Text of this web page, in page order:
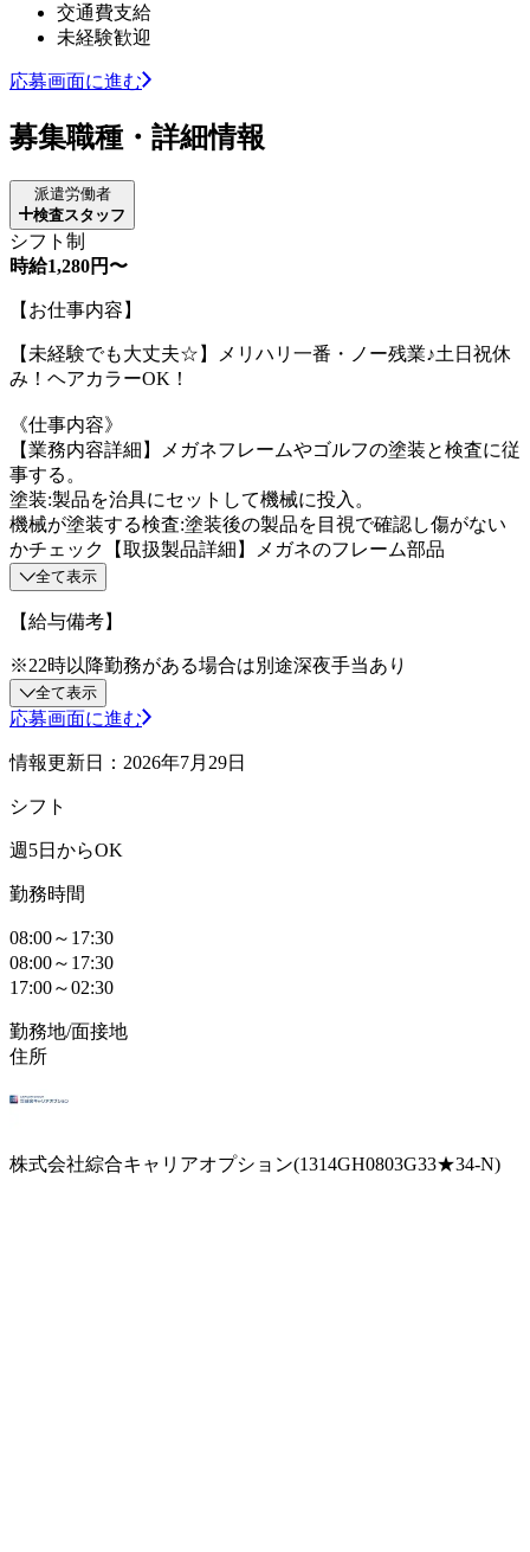
交通費支給
未経験歓迎
応募画面に進む
募集職種・詳細情報
派遣労働者
検査スタッフ
シフト制
時給1,280円〜
【お仕事内容】
【未経験でも大丈夫☆】メリハリ一番・ノー残業♪土日祝休
み！ヘアカラーOK！
《仕事内容》
【業務内容詳細】メガネフレームやゴルフの塗装と検査に従
事する。
塗装:製品を治具にセットして機械に投入。
機械が塗装する検査:塗装後の製品を目視で確認し傷がない
かチェック【取扱製品詳細】メガネのフレーム部品
全て表示
【給与備考】
※22時以降勤務がある場合は別途深夜手当あり
全て表示
応募画面に進む
情報更新日：2026年7月29日
シフト
週5日からOK
勤務時間
08:00～17:30
08:00～17:30
17:00～02:30
勤務地/面接地
住所
株式会社綜合キャリアオプション(1314GH0803G33★34-N)